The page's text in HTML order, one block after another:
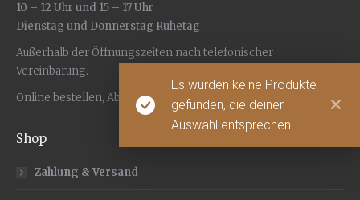
Es wurden keine Produkte
gefunden, die deiner
Auswahl entsprechen.
10 – 12 Uhr und 15 – 17 Uhr
Dienstag und Donnerstag Ruhetag
Außerhalb der Öffnungszeiten nach telefonischer
Vereinbarung.
Online bestellen, Abholung möglich (keine Versandkosten)
Shop
Zahlung & Versand